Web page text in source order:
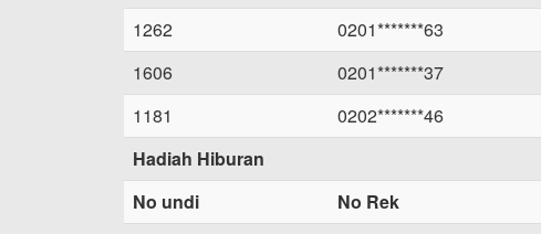
1262
0201*******63
1606
0201*******37
1181
0202*******46
Hadiah Hiburan
No undi
No Rek